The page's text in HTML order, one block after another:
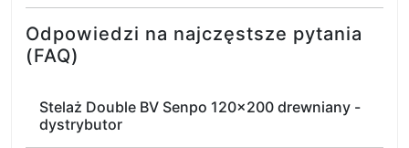
Odpowiedzi na najczęstsze pytania
(FAQ)
Stelaż Double BV Senpo 120x200 drewniany -
dystrybutor